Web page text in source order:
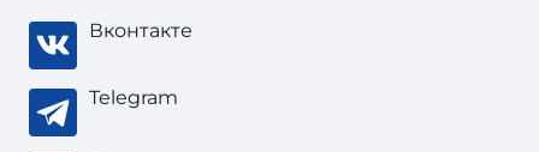
Вконтакте
Telegram